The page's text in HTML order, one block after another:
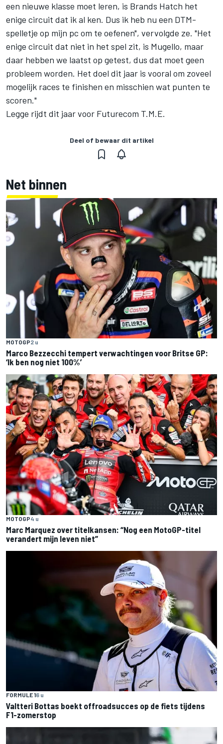
een nieuwe klasse moet leren, is Brands Hatch het
enige circuit dat ik al ken. Dus ik heb nu een DTM-
spelletje op mijn pc om te oefenen", vervolgde ze. "Het
enige circuit dat niet in het spel zit, is Mugello, maar
daar hebben we laatst op getest, dus dat moet geen
probleem worden. Het doel dit jaar is vooral om zoveel
mogelijk races te finishen en misschien wat punten te
scoren."
Legge rijdt dit jaar voor Futurecom T.M.E.
Deel of bewaar dit artikel
Net binnen
MOTOGP2 u
Marco Bezzecchi tempert verwachtingen voor Britse GP:
‘Ik ben nog niet 100%’
MOTOGP4 u
Marc Marquez over titelkansen: “Nog een MotoGP-titel
verandert mijn leven niet”
FORMULE 16 u
Valtteri Bottas boekt offroadsucces op de fiets tijdens
F1-zomerstop